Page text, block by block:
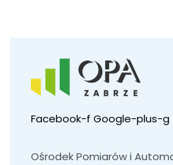
Facebook-f Google-plus-g
Ośrodek Pomiarów i